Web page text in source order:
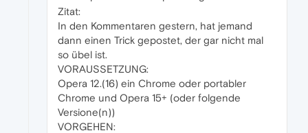
Zitat:
In den Kommentaren gestern, hat jemand
dann einen Trick gepostet, der gar nicht mal
so übel ist.
VORAUSSETZUNG:
Opera 12.(16) ein Chrome oder portabler
Chrome und Opera 15+ (oder folgende
Versione(n))
VORGEHEN: